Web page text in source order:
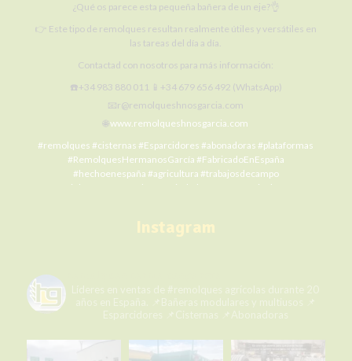
¿Qué os parece esta pequeña bañera de un eje?👌
👉 Este tipo de remolques resultan realmente útiles y versátiles en
las tareas del día a día.
Contactad con nosotros para más información:
☎️+34 983 880 011 📱+34 679 656 492 (WhatsApp)
📧r@remolqueshnosgarcia.com
🌐www.remolqueshnosgarcia.com
#remolques #cisternas #Esparcidores #abonadoras #plataformas
#RemolquesHermanosGarcía #FabricadoEnEspaña
#hechoenespaña #agricultura #trabajosdecampo
#SiElCampoNoProduceLaCiudadNoCome
#agriculture
#agro #ElCampoNoPara
View on Facebook
Remolques Hermanos García
Instagram
Líderes en ventas de #remolques agrícolas durante 20
años en España.
📌Bañeras modulares y multiusos
📌
Esparcidores
📌Cisternas 📌Abonadoras